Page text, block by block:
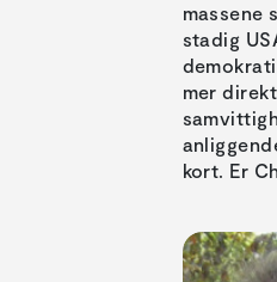
massene
stadig
mer
kort. Er